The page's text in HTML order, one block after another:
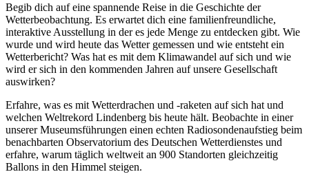
Begib dich auf eine spannende Reise in die Geschichte der
Wetterbeobachtung. Es erwartet dich eine familienfreundliche,
interaktive Ausstellung in der es jede Menge zu entdecken gibt. Wie
wurde und wird heute das Wetter gemessen und wie entsteht ein
Wetterbericht? Was hat es mit dem Klimawandel auf sich und wie
wird er sich in den kommenden Jahren auf unsere Gesellschaft
auswirken?
Erfahre, was es mit Wetterdrachen und -raketen auf sich hat und
welchen Weltrekord Lindenberg bis heute hält. Beobachte in einer
unserer Museumsführungen einen echten Radiosondenaufstieg beim
benachbarten Observatorium des Deutschen Wetterdienstes und
erfahre, warum täglich weltweit an 900 Standorten gleichzeitig
Ballons in den Himmel steigen.